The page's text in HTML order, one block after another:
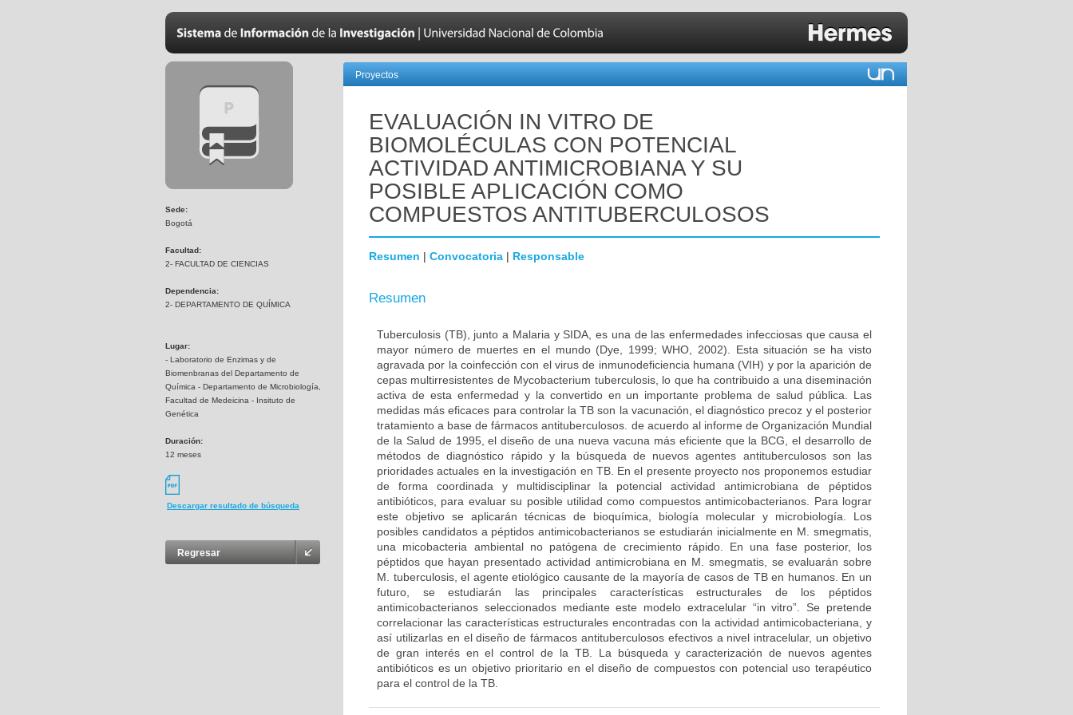
Sede:
Bogotá
Facultad:
2- FACULTAD DE CIENCIAS
Dependencia:
2- DEPARTAMENTO DE QUÍMICA
Lugar:
- Laboratorio de Enzimas y de
Biomenbranas del Departamento de
Química - Departamento de Microbiología,
Facultad de Medeicina - Insituto de
Genética
Duración:
12 meses
Descargar resultado de búsqueda
Regresar
Proyectos
EVALUACIÓN IN VITRO DE
BIOMOLÉCULAS CON POTENCIAL
ACTIVIDAD ANTIMICROBIANA Y SU
POSIBLE APLICACIÓN COMO
COMPUESTOS ANTITUBERCULOSOS
Resumen | Convocatoria | Responsable
Resumen
Tuberculosis (TB), junto a Malaria y SIDA, es una de las enfermedades infecciosas que causa el
mayor número de muertes en el mundo (Dye, 1999; WHO, 2002). Esta situación se ha visto
agravada por la coinfección con el virus de inmunodeficiencia humana (VIH) y por la aparición de
cepas multirresistentes de Mycobacterium tuberculosis, lo que ha contribuido a una diseminación
activa de esta enfermedad y la convertido en un importante problema de salud pública. Las
medidas más eficaces para controlar la TB son la vacunación, el diagnóstico precoz y el posterior
tratamiento a base de fármacos antituberculosos. de acuerdo al informe de Organización Mundial
de la Salud de 1995, el diseño de una nueva vacuna más eficiente que la BCG, el desarrollo de
métodos de diagnóstico rápido y la búsqueda de nuevos agentes antituberculosos son las
prioridades actuales en la investigación en TB. En el presente proyecto nos proponemos estudiar
de forma coordinada y multidisciplinar la potencial actividad antimicrobiana de péptidos
antibióticos, para evaluar su posible utilidad como compuestos antimicobacterianos. Para lograr
este objetivo se aplicarán técnicas de bioquímica, biología molecular y microbiología. Los
posibles candidatos a péptidos antimicobacterianos se estudiarán inicialmente en M. smegmatis,
una micobacteria ambiental no patógena de crecimiento rápido. En una fase posterior, los
péptidos que hayan presentado actividad antimicrobiana en M. smegmatis, se evaluarán sobre
M. tuberculosis, el agente etiológico causante de la mayoría de casos de TB en humanos. En un
futuro, se estudiarán las principales características estructurales de los péptidos
antimicobacterianos seleccionados mediante este modelo extracelular “in vitro”. Se pretende
correlacionar las características estructurales encontradas con la actividad antimicobacteriana, y
así utilizarlas en el diseño de fármacos antituberculosos efectivos a nivel intracelular, un objetivo
de gran interés en el control de la TB. La búsqueda y caracterización de nuevos agentes
antibióticos es un objetivo prioritario en el diseño de compuestos con potencial uso terapéutico
para el control de la TB.